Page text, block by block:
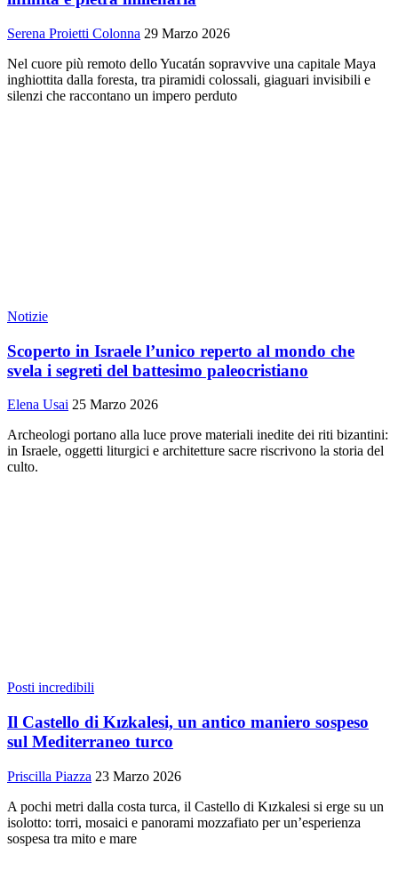
Serena Proietti Colonna 29 Marzo 2026
Nel cuore più remoto dello Yucatán sopravvive una capitale Maya
inghiottita dalla foresta, tra piramidi colossali, giaguari invisibili e
silenzi che raccontano un impero perduto
Notizie
Scoperto in Israele l’unico reperto al mondo che
svela i segreti del battesimo paleocristiano
Elena Usai 25 Marzo 2026
Archeologi portano alla luce prove materiali inedite dei riti bizantini:
in Israele, oggetti liturgici e architetture sacre riscrivono la storia del
culto.
Posti incredibili
Il Castello di Kızkalesi, un antico maniero sospeso
sul Mediterraneo turco
Priscilla Piazza 23 Marzo 2026
A pochi metri dalla costa turca, il Castello di Kızkalesi si erge su un
isolotto: torri, mosaici e panorami mozzafiato per un’esperienza
sospesa tra mito e mare